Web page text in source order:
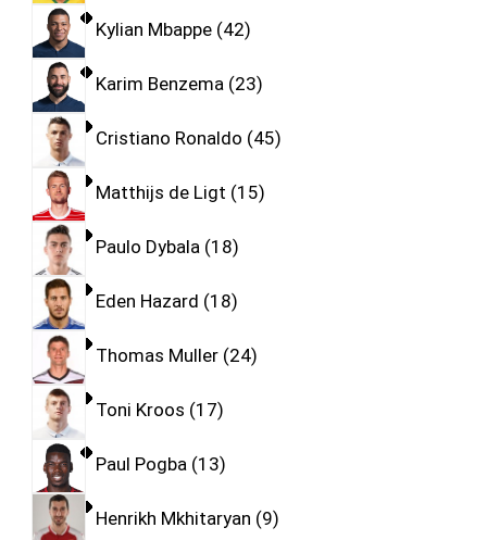
Kylian Mbappe 42
Karim Benzema 23
Cristiano Ronaldo 45
Matthijs de Ligt 15
Paulo Dybala 18
Eden Hazard 18
Thomas Muller 24
Toni Kroos 17
Paul Pogba 13
Henrikh Mkhitaryan 9